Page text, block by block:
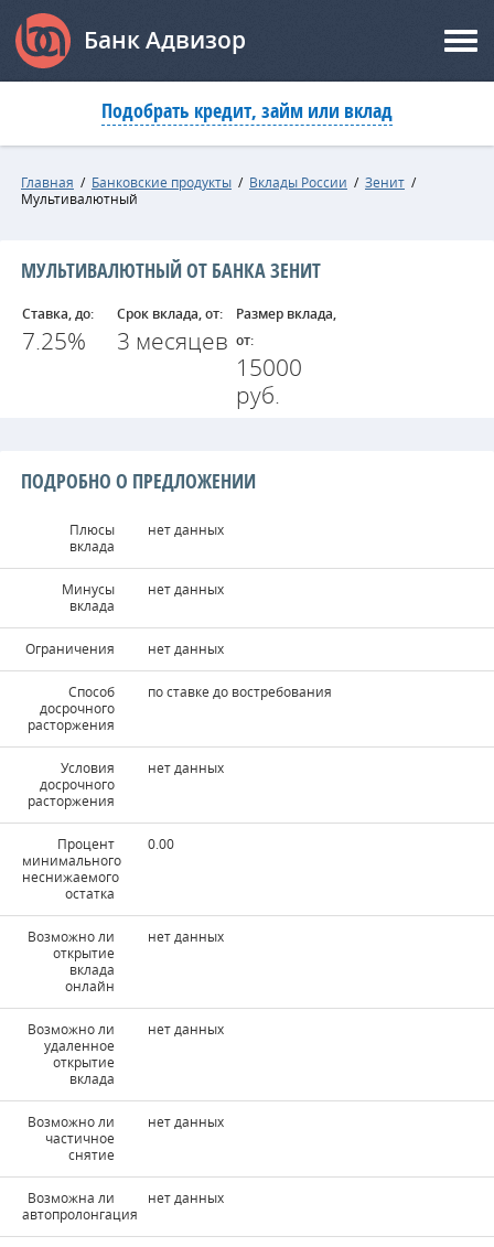
Банк Адвизор
Подобрать кредит, займ или вклад
Главная / Банковские продукты / Вклады России / Зенит /
Мультивалютный
МУЛЬТИВАЛЮТНЫЙ ОТ БАНКА ЗЕНИТ
Ставка, до:
7.25%
Срок вклада, от:
3 месяцев
Размер вклада,
от:
15000
руб.
ПОДРОБНО О ПРЕДЛОЖЕНИИ
Плюсы
вклада
нет данных
Минусы
вклада
нет данных
Ограничения нет данных
Способ
досрочного
расторжения
по ставке до востребования
Условия
досрочного
расторжения
нет данных
Процент
минимального
неснижаемого
остатка
0.00
Возможно ли
открытие
вклада
онлайн
нет данных
Возможно ли
удаленное
открытие
вклада
нет данных
Возможно ли
частичное
снятие
нет данных
Возможна ли
автопролонгация
нет данных